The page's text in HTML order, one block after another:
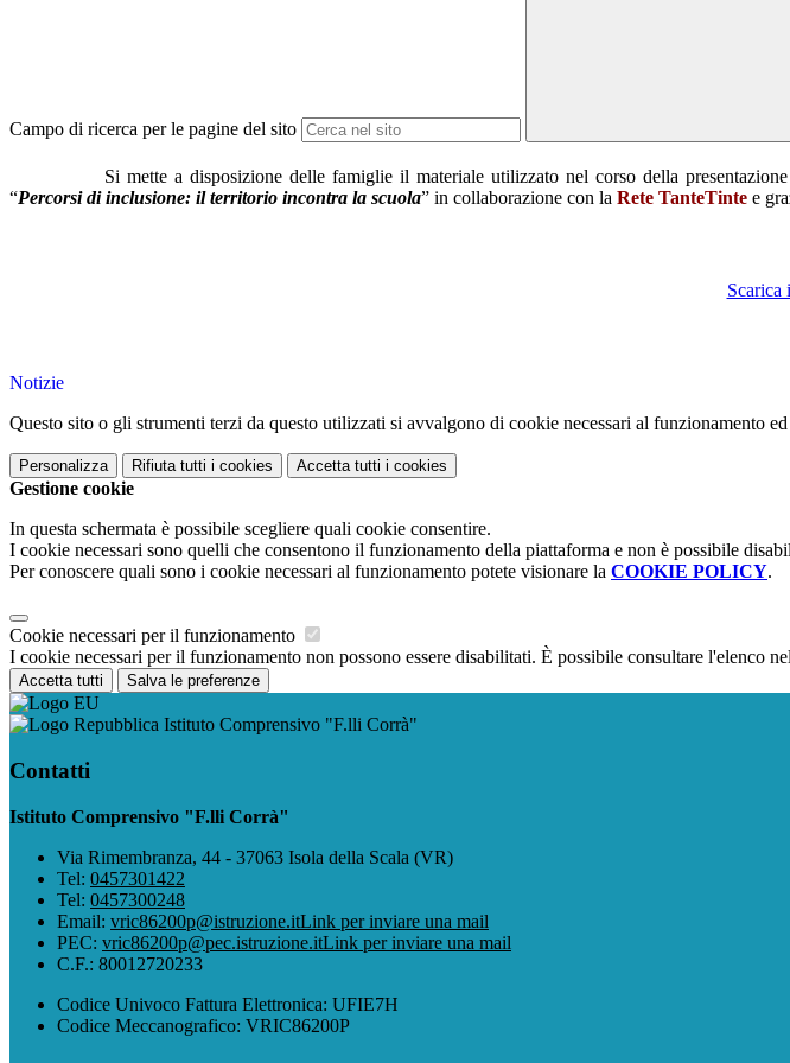
Campo di ricerca per le pagine del sito
Si mette a disposizione delle famiglie il materiale utilizzato nel corso della
“Percorsi di inclusione: il territorio incontra la scuola” in collaborazione con la Rete TanteTinte e
Scarica
Notizie
Questo sito o gli strumenti terzi da questo utilizzati si avvalgono di cookie necessari al funzionamento
Personalizza Rifiuta tutti i cookies Accetta tutti i cookies
Gestione cookie
In questa schermata è possibile scegliere quali cookie consentire.
I cookie necessari sono quelli che consentono il funzionamento della piattaforma e non è possibile
Per conoscere quali sono i cookie necessari al funzionamento potete visionare la COOKIE POLICY.
Cookie necessari per il funzionamento
I cookie necessari per il funzionamento non possono essere disabilitati. È possibile consultare l'elenco
Accetta tutti Salva le preferenze
Istituto Comprensivo "F.lli Corrà"
Contatti
Istituto Comprensivo "F.lli Corrà"
Via Rimembranza, 44 - 37063 Isola della Scala (VR)
Tel: 0457301422
Tel: 0457300248
Email: vric86200p@istruzione.itLink per inviare una mail
PEC: vric86200p@pec.istruzione.itLink per inviare una mail
C.F.: 80012720233
Codice Univoco Fattura Elettronica: UFIE7H
Codice Meccanografico: VRIC86200P